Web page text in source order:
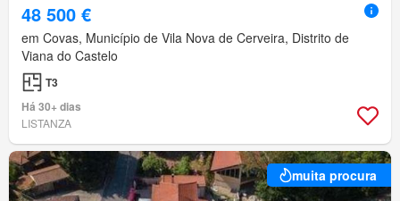
48 500 €
em Covas, Município de Vila Nova de Cerveira, Distrito de
Viana do Castelo
T3
Há 30+ dias
LISTANZA
muita procura